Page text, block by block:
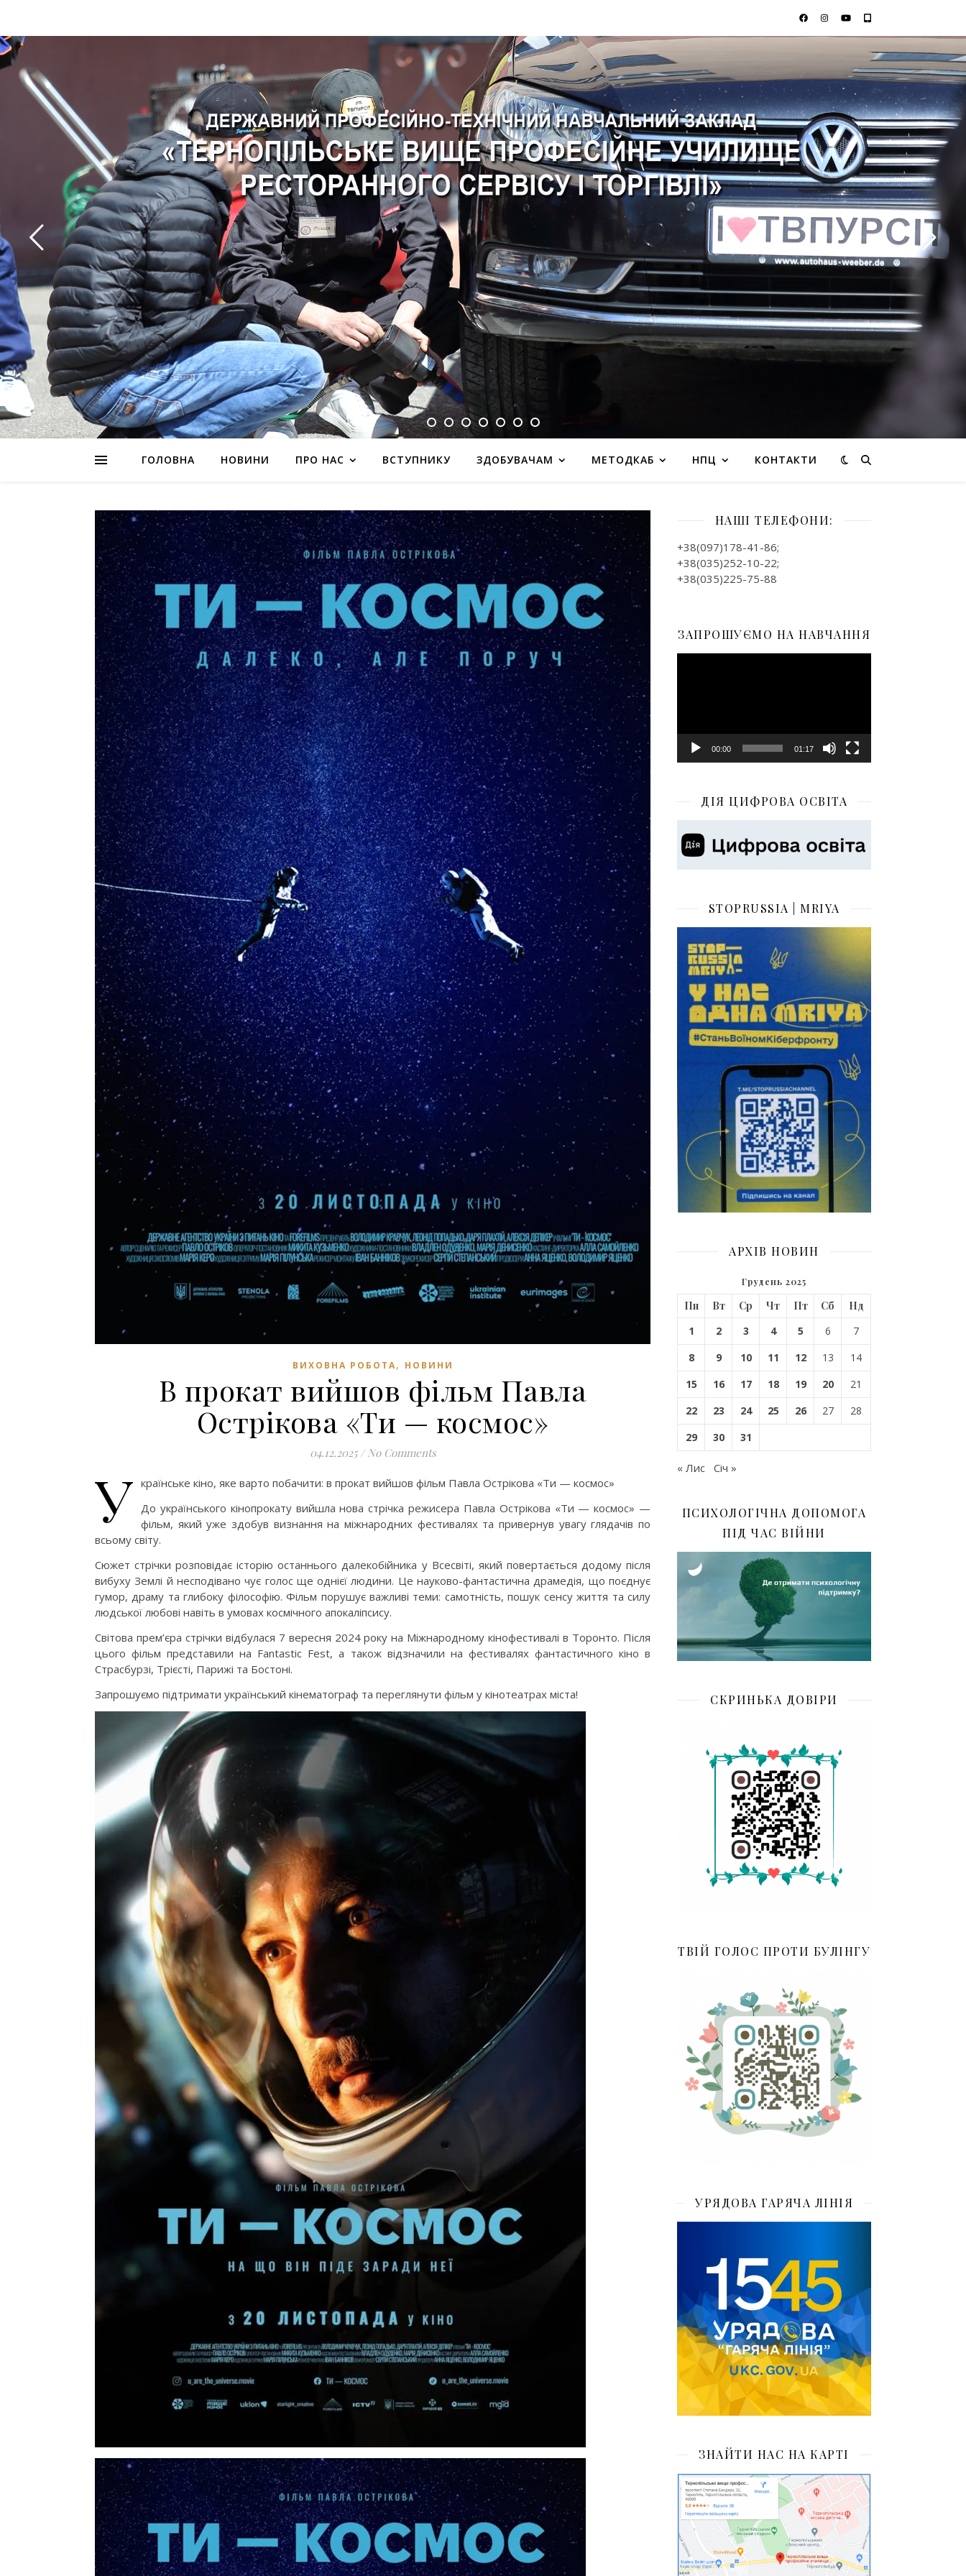
ГОЛОВНА НОВИНИ ПРО НАС ВСТУПНИКУ ЗДОБУВАЧАМ МЕТОДКАБ НПЦ КОНТАКТИ
ВИХОВНА РОБОТА, НОВИНИ
В прокат вийшов фільм Павла
Острікова «Ти — космос»
04.12.2025 / No Comments
У країнське кіно, яке варто побачити: в прокат вийшов фільм Павла Острікова «Ти — космос»
До українського кінопрокату вийшла нова стрічка режисера Павла Острікова «Ти — космос» —
фільм, який уже здобув визнання на міжнародних фестивалях та привернув увагу глядачів по
всьому світу.
Сюжет стрічки розповідає історію останнього далекобійника у Всесвіті, який повертається додому після
вибуху Землі й несподівано чує голос ще однієї людини. Це науково-фантастична драмедія, що поєднує
гумор, драму та глибоку філософію. Фільм порушує важливі теми: самотність, пошук сенсу життя та силу
людської любові навіть в умовах космічного апокаліпсису.
Світова прем’єра стрічки відбулася 7 вересня 2024 року на Міжнародному кінофестивалі в Торонто. Після
цього фільм представили на Fantastic Fest, а також відзначили на фестивалях фантастичного кіно в
Страсбурзі, Трієсті, Парижі та Бостоні.
Запрошуємо підтримати український кінематограф та переглянути фільм у кінотеатрах міста!
НАШІ ТЕЛЕФОНИ:
+38(097)178-41-86;
+38(035)252-10-22;
+38(035)225-75-88
ЗАПРОШУЄМО НА НАВЧАННЯ
00:00 01:17
ДІЯ ЦИФРОВА ОСВІТА
STOPRUSSIA | MRIYA
АРХІВ НОВИН
Грудень 2025
Пн Вт Ср Чт Пт Сб
Нд
1
2 3 4 5 6
7
8
9 10 11 12 13
14
15
16 17 18 19 20
21
22
23 24 25 26 27
28
29
30 31
« Лис Січ »
ПСИХОЛОГІЧНА ДОПОМОГА
ПІД ЧАС ВІЙНИ
СКРИНЬКА ДОВІРИ
ТВІЙ ГОЛОС ПРОТИ БУЛІНГУ
УРЯДОВА ГАРЯЧА ЛІНІЯ
ЗНАЙТИ НАС НА КАРТІ